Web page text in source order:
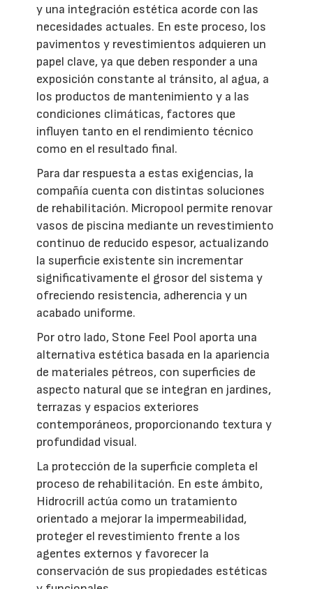
y una integración estética acorde con las
necesidades actuales. En este proceso, los
pavimentos y revestimientos adquieren un
papel clave, ya que deben responder a una
exposición constante al tránsito, al agua, a
los productos de mantenimiento y a las
condiciones climáticas, factores que
influyen tanto en el rendimiento técnico
como en el resultado final.
Para dar respuesta a estas exigencias, la
compañía cuenta con distintas soluciones
de rehabilitación. Micropool permite renovar
vasos de piscina mediante un revestimiento
continuo de reducido espesor, actualizando
la superficie existente sin incrementar
significativamente el grosor del sistema y
ofreciendo resistencia, adherencia y un
acabado uniforme.
Por otro lado, Stone Feel Pool aporta una
alternativa estética basada en la apariencia
de materiales pétreos, con superficies de
aspecto natural que se integran en jardines,
terrazas y espacios exteriores
contemporáneos, proporcionando textura y
profundidad visual.
La protección de la superficie completa el
proceso de rehabilitación. En este ámbito,
Hidrocrill actúa como un tratamiento
orientado a mejorar la impermeabilidad,
proteger el revestimiento frente a los
agentes externos y favorecer la
conservación de sus propiedades estéticas